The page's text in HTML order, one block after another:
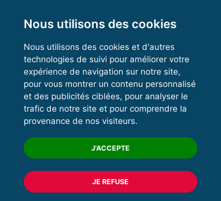
Nous utilisons des cookies
Nous utilisons des cookies et d'autres
technologies de suivi pour améliorer votre
expérience de navigation sur notre site,
pour vous montrer un contenu personnalisé
et des publicités ciblées, pour analyser le
trafic de notre site et pour comprendre la
provenance de nos visiteurs.
J'ACCEPTE
JE REFUSE
Kettlebell
VOS ESPACES
Espace dirigeant
Espace licencié
Trouver un club
Formation
© 2020 FFFORCE Tous droits réservés